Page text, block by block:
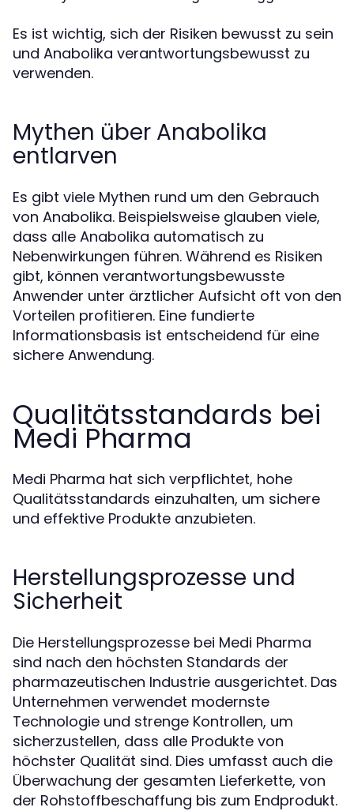
Es ist wichtig, sich der Risiken bewusst zu sein
und Anabolika verantwortungsbewusst zu
verwenden.
Mythen über Anabolika
entlarven
Es gibt viele Mythen rund um den Gebrauch
von Anabolika. Beispielsweise glauben viele,
dass alle Anabolika automatisch zu
Nebenwirkungen führen. Während es Risiken
gibt, können verantwortungsbewusste
Anwender unter ärztlicher Aufsicht oft von den
Vorteilen profitieren. Eine fundierte
Informationsbasis ist entscheidend für eine
sichere Anwendung.
Qualitätsstandards bei
Medi Pharma
Medi Pharma hat sich verpflichtet, hohe
Qualitätsstandards einzuhalten, um sichere
und effektive Produkte anzubieten.
Herstellungsprozesse und
Sicherheit
Die Herstellungsprozesse bei Medi Pharma
sind nach den höchsten Standards der
pharmazeutischen Industrie ausgerichtet. Das
Unternehmen verwendet modernste
Technologie und strenge Kontrollen, um
sicherzustellen, dass alle Produkte von
höchster Qualität sind. Dies umfasst auch die
Überwachung der gesamten Lieferkette, von
der Rohstoffbeschaffung bis zum Endprodukt.